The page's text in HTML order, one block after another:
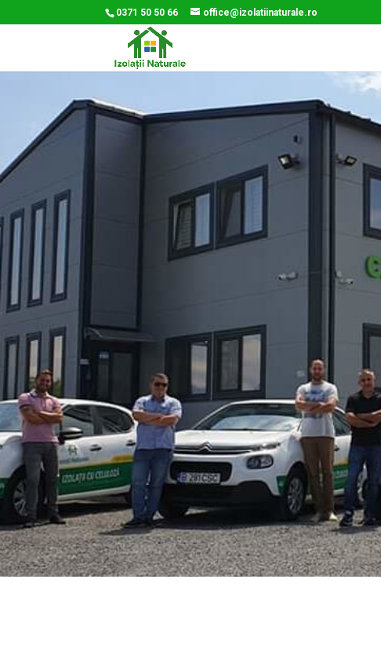
0371 50 50 66 office@izolatiinaturale.ro